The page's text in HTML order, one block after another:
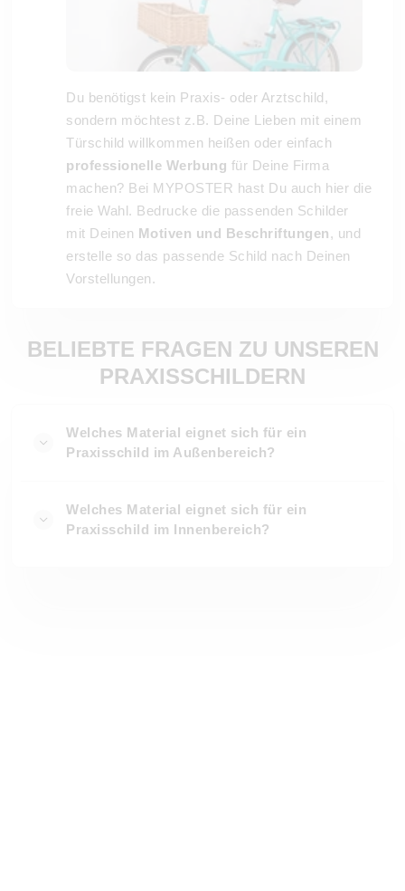
Du benötigst kein Praxis- oder Arztschild,
sondern möchtest z.B. Deine Lieben mit einem
Türschild willkommen heißen oder einfach
professionelle Werbung für Deine Firma
machen? Bei MYPOSTER hast Du auch hier die
freie Wahl. Bedrucke die passenden Schilder
mit Deinen Motiven und Beschriftungen, und
erstelle so das passende Schild nach Deinen
Vorstellungen.
BELIEBTE FRAGEN ZU UNSEREN
PRAXISSCHILDERN
Welches Material eignet sich für ein
Praxisschild im Außenbereich?
Welches Material eignet sich für ein
Praxisschild im Innenbereich?